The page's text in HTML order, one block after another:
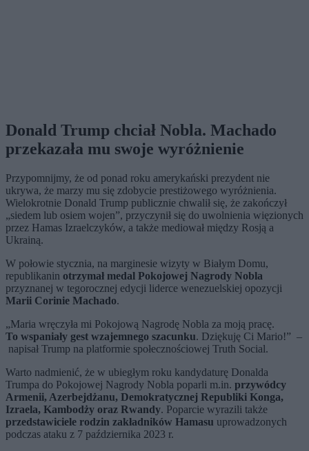
Donald Trump chciał Nobla. Machado
przekazała mu swoje wyróżnienie
Przypomnijmy, że od ponad roku amerykański prezydent nie
ukrywa, że marzy mu się zdobycie prestiżowego wyróżnienia.
Wielokrotnie Donald Trump publicznie chwalił się, że zakończył
„siedem lub osiem wojen”, przyczynił się do uwolnienia więzionych
przez Hamas Izraelczyków, a także mediował między Rosją a
Ukrainą.
W połowie stycznia, na marginesie wizyty w Białym Domu,
republikanin otrzymał medal Pokojowej Nagrody Nobla
przyznanej w tegorocznej edycji liderce wenezuelskiej opozycji
Marii Corinie Machado.
„Maria wręczyła mi Pokojową Nagrodę Nobla za moją pracę.
To wspaniały gest wzajemnego szacunku. Dziękuję Ci Mario!” –
napisał Trump na platformie społecznościowej Truth Social.
Warto nadmienić, że w ubiegłym roku kandydaturę Donalda
Trumpa do Pokojowej Nagrody Nobla poparli m.in. przywódcy
Armenii, Azerbejdżanu, Demokratycznej Republiki Konga,
Izraela, Kambodży oraz Rwandy. Poparcie wyrazili także
przedstawiciele rodzin zakładników Hamasu uprowadzonych
podczas ataku z 7 października 2023 r.